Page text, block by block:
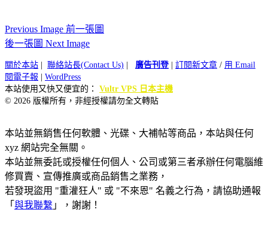
Previous Image 前一張圖
後一張圖 Next Image
關於本站 聯絡站長(Contact Us) 廣告刊登| 訂閱新文章 / 用 Email
閱電子報
WordPress
本站使用又快又便宜的： Vultr VPS 日本主機
© 2026 版權所有，非經授權請勿全文轉貼
本站並無銷售任何軟體、光碟、大補帖等商品，本站與任何
xyz 網站完全無關。
本站並無委託或授權任何個人、公司或第三者承辦任何電腦維
修買賣、宣傳推廣或商品銷售之業務，
若發現盜用 "重灌狂人" 或 "不來恩" 名義之行為，請協助通報
「 與我聯繫 」，謝謝！